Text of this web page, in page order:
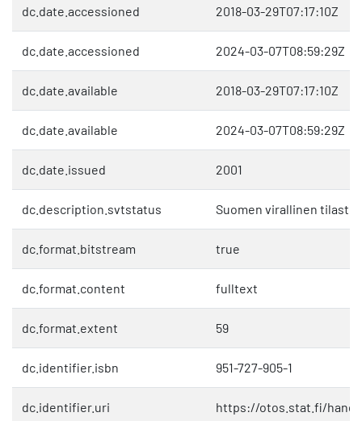
dc.date.accessioned 2018-03-29T07:17:10Z
dc.date.accessioned 2024-03-07T08:59:29Z
dc.date.available 2018-03-29T07:17:10Z
dc.date.available 2024-03-07T08:59:29Z
dc.date.issued 2001
dc.description.svtstatus Suomen virallinen tilasto
dc.format.bitstream true
dc.format.content fulltext
dc.format.extent 59
dc.identifier.isbn 951-727-905-1
dc.identifier.uri https://otos.stat.fi/